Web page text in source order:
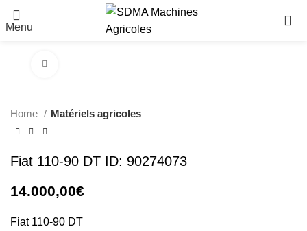
Menu
Home Matériels agricoles
Fiat 110-90 DT ID: 90274073
14.000,00€
Fiat 110-90 DT